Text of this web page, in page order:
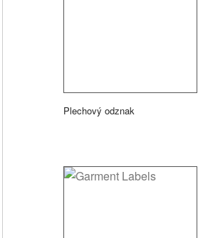
Plechový odznak